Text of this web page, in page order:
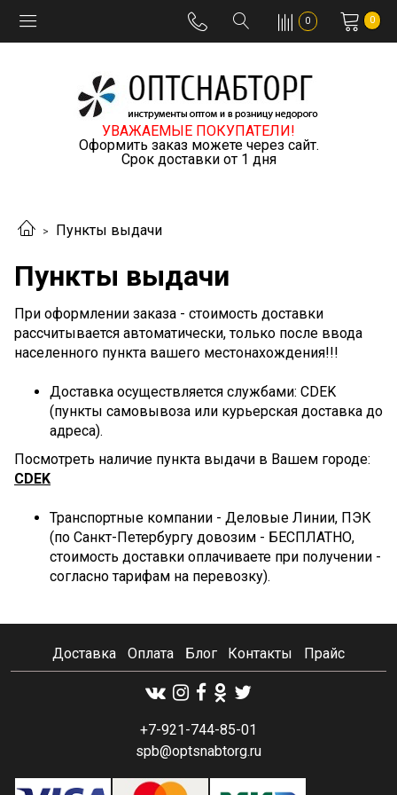
0 0
УВАЖАЕМЫЕ ПОКУПАТЕЛИ!
Оформить заказ можете через сайт.
Срок доставки от 1 дня
Пункты выдачи
Пункты выдачи
При оформлении заказа - стоимость доставки
рассчитывается автоматически, только после ввода
населенного пункта вашего местонахождения!!!
Доставка осуществляется службами: CDEK
(пункты самовывоза или курьерская доставка до
адреса).
Посмотреть наличие пункта выдачи в Вашем городе:
CDEK
Транспортные компании - Деловые Линии, ПЭК
(по Санкт-Петербургу довозим - БЕСПЛАТНО,
стоимость доставки оплачиваете при получении -
согласно тарифам на перевозку).
Доставка Оплата Блог Контакты Прайс
+7-921-744-85-01
spb@optsnabtorg.ru